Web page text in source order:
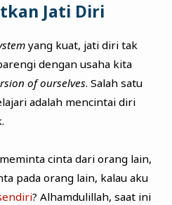
Jati Diri
yang kuat, jati diri tak
dengan usaha kita
of ourselves. Salah satu
adalah mencintai diri
cinta dari orang lain,
pada orang lain, kalau aku
? Alhamdulillah, saat ini